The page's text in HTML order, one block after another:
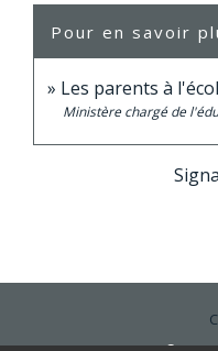
Pour en savoir
Les parents à
Ministère chargé de